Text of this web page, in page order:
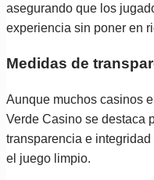
asegurando que los
experiencia sin poner en
Medidas de
Aunque muchos casinos
Verde Casino se destaca
transparencia e
el juego limpio.